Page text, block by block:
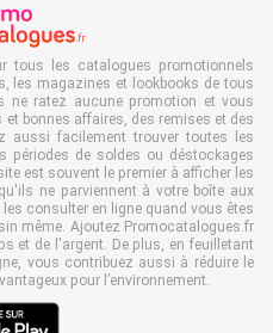
tous les catalogues promotionnels
les magazines et lookbooks de tous
ne ratez aucune promotion et vous
bonnes affaires, des remises et des
aussi facilement trouver toutes les
périodes de soldes ou déstockages
est souvent le premier à afficher les
ne parviennent à votre boîte aux
consulter en ligne quand vous êtes
même. Ajoutez Promocatalogues.fr
et de l'argent. De plus, en feuilletant
vous contribuez aussi à réduire le
pour l’environnement.